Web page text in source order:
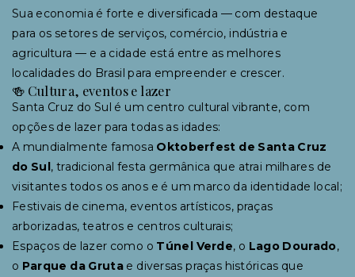
Sua economia é forte e diversificada — com destaque
para os setores de serviços, comércio, indústria e
agricultura — e a cidade está entre as melhores
localidades do Brasil para empreender e crescer.
🍻 Cultura, eventos e lazer
Santa Cruz do Sul é um centro cultural vibrante, com
opções de lazer para todas as idades:
A mundialmente famosa Oktoberfest de Santa Cruz
do Sul, tradicional festa germânica que atrai milhares de
visitantes todos os anos e é um marco da identidade local;
Festivais de cinema, eventos artísticos, praças
arborizadas, teatros e centros culturais;
Espaços de lazer como o Túnel Verde, o Lago Dourado,
o Parque da Grutae diversas praças históricas que